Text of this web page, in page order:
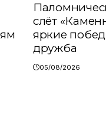
слёт
яркие
дружба
05/08/2026